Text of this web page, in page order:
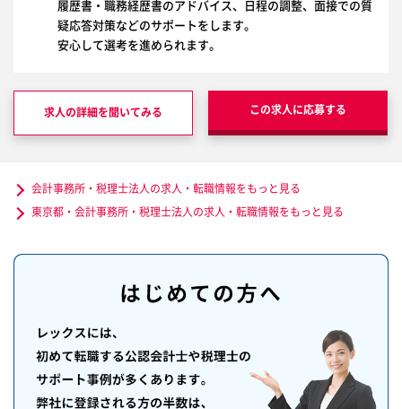
履歴書・職務経歴書のアドバイス、日程の調整、面接での質
疑応答対策などのサポートをします。
安心して選考を進められます。
求人の詳細を聞いてみる この求人に応募する
会計事務所・税理士法人の求人・転職情報をもっと見る
東京都・会計事務所・税理士法人の求人・転職情報をもっと見る